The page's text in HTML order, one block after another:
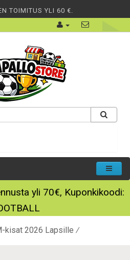
TOIMITUS YLI 60 €.
yli 70€, Kuponkikoodi:
kisat 2026 Lapsille